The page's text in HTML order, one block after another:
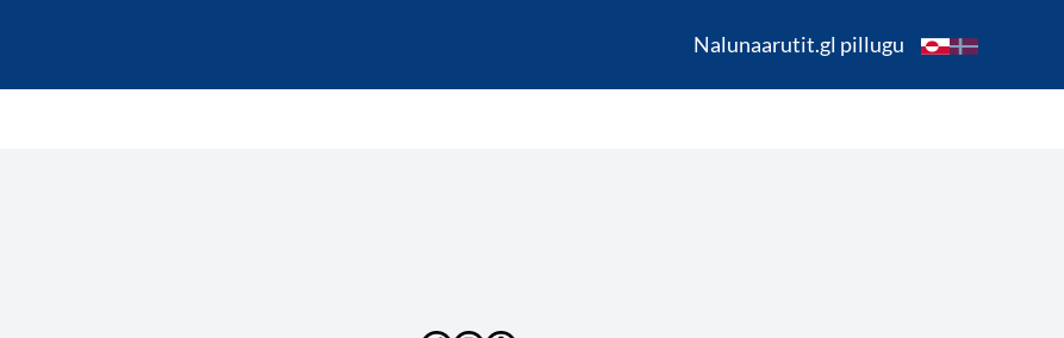
Nalunaarutit.gl pillugu